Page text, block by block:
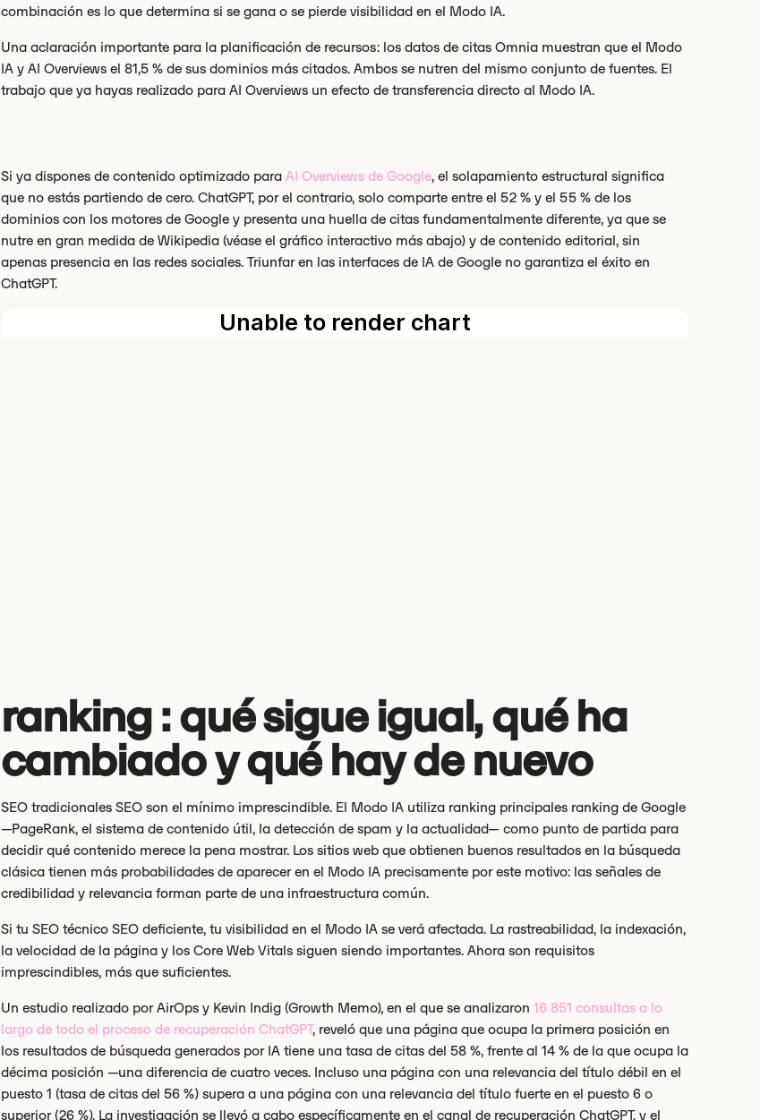
combinación es lo que determina si se gana o se pierde visibilidad en el Modo IA.
Una aclaración importante para la planificación de recursos: los datos de citas Omnia muestran que el Modo
IA y AI Overviews el 81,5 % de sus dominios más citados. Ambos se nutren del mismo conjunto de fuentes. El
trabajo que ya hayas realizado para AI Overviews un efecto de transferencia directo al Modo IA.
Si ya dispones de contenido optimizado para AI Overviews de Google, el solapamiento estructural significa
que no estás partiendo de cero. ChatGPT, por el contrario, solo comparte entre el 52 % y el 55 % de los
dominios con los motores de Google y presenta una huella de citas fundamentalmente diferente, ya que se
nutre en gran medida de Wikipedia (véase el gráfico interactivo más abajo) y de contenido editorial, sin
apenas presencia en las redes sociales. Triunfar en las interfaces de IA de Google no garantiza el éxito en
ChatGPT.
ranking : qué sigue igual, qué ha
cambiado y qué hay de nuevo
SEO tradicionales SEO son el mínimo imprescindible. El Modo IA utiliza ranking principales ranking de Google
—PageRank, el sistema de contenido útil, la detección de spam y la actualidad— como punto de partida para
decidir qué contenido merece la pena mostrar. Los sitios web que obtienen buenos resultados en la búsqueda
clásica tienen más probabilidades de aparecer en el Modo IA precisamente por este motivo: las señales de
credibilidad y relevancia forman parte de una infraestructura común.
Si tu SEO técnico SEO deficiente, tu visibilidad en el Modo IA se verá afectada. La rastreabilidad, la indexación,
la velocidad de la página y los Core Web Vitals siguen siendo importantes. Ahora son requisitos
imprescindibles, más que suficientes.
Un estudio realizado por AirOps y Kevin Indig (Growth Memo), en el que se analizaron 16 851 consultas a lo
largo de todo el proceso de recuperación ChatGPT, reveló que una página que ocupa la primera posición en
los resultados de búsqueda generados por IA tiene una tasa de citas del 58 %, frente al 14 % de la que ocupa la
décima posición —una diferencia de cuatro veces. Incluso una página con una relevancia del título débil en el
puesto 1 (tasa de citas del 56 %) supera a una página con una relevancia del título fuerte en el puesto 6 o
superior (26 %). La investigación se llevó a cabo específicamente en el canal de recuperación ChatGPT, y el